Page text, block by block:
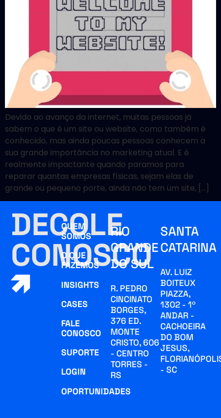
Devido ao avanço da internet, muitas pessoas já
sabem o que é um site ou website, como também é
conhecido, mas ainda poucas pessoas conhecem a
sua grande importância no marketing atual. E é
realmente impactante quando paramos para
reparar quantas empresas físicas, sejam elas de
grande ou pequeno porte, ainda não tem um site, […]
DECOLE
CONOSCO
QUEM
SOMOS
O QUE
FAZEMOS
INSIGHTS
CASES
FALE
CONOSCO
SUPORTE
LOGIN
OPORTUNIDADES
RIO
GRANDE
DO SUL
R. PEDRO
CINCINATO
BORGES,
376 ED.
MONTE
CRISTO, 606
- CENTRO
TORRES -
RS
SANTA
CATARINA
AV. LUIZ
BOITEUX
PIAZZA,
1302 - 1º
ANDAR -
CACHOEIRA
DO BOM
JESUS,
- SC